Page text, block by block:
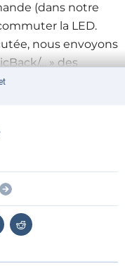
(dans notre
la LED.
nous envoyons
… » des
serveur
Si la requête
sans réponse,
le dernier épisode
d'allumer la LED
l'utilisateur
cité plus haut.